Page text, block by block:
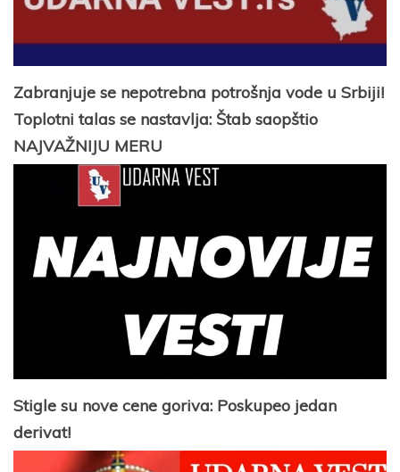
Zabranjuje se nepotrebna potrošnja vode u Srbiji!
Toplotni talas se nastavlja: Štab saopštio
NAJVAŽNIJU MERU
Stigle su nove cene goriva: Poskupeo jedan
derivat!